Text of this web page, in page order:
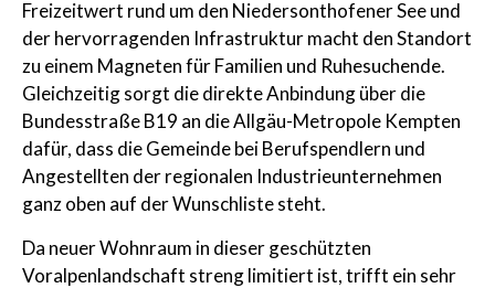
Freizeitwert rund um den Niedersonthofener See und
der hervorragenden Infrastruktur macht den Standort
zu einem Magneten für Familien und Ruhesuchende.
Gleichzeitig sorgt die direkte Anbindung über die
Bundesstraße B19 an die Allgäu-Metropole Kempten
dafür, dass die Gemeinde bei Berufspendlern und
Angestellten der regionalen Industrieunternehmen
ganz oben auf der Wunschliste steht.
Da neuer Wohnraum in dieser geschützten
Voralpenlandschaft streng limitiert ist, trifft ein sehr